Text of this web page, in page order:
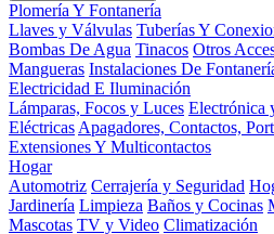
Plomería Y Fontanería
Llaves y Válvulas Tuberías Y
Bombas De Agua Tinacos Otros
Mangueras Instalaciones De
Electricidad E Iluminación
Lámparas, Focos y Luces Electrónica
Eléctricas Apagadores, Contactos,
Extensiones Y Multicontactos
Hogar
Automotriz Cerrajería y Seguridad
Jardinería Limpieza Baños y Cocinas
Mascotas TV y Video Climatización